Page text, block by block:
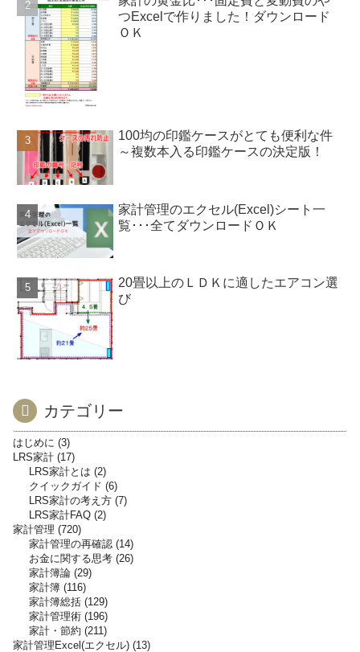
つExcelで作りました！ダウンロード
ＯＫ
100均の印鑑ケースがとても便利な件
～複数本入る印鑑ケースの決定版！
家計管理のエクセル(Excel)シート一
覧･･･全てダウンロードＯＫ
20畳以上のＬＤＫに適したエアコン選
び
カテゴリー
はじめに
3
LRS家計 17
LRS家計とは
2
クイックガイド 6
LRS家計の考え方 7
LRS家計FAQ 2
家計管理 720
家計管理の再確認 14
お金に関する思考 26
家計簿論 29
家計簿 116
家計簿総括 129
家計管理術 196
家計・節約
211
家計管理Excel(エクセル) 13